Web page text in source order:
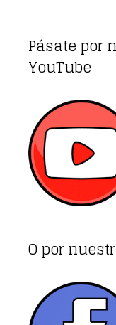
Pásate por
YouTube
O por